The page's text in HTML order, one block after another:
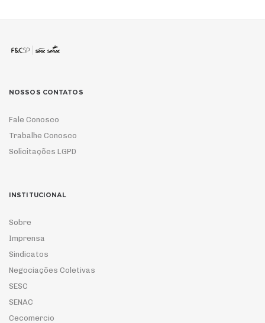
NOSSOS CONTATOS
Fale Conosco
Trabalhe Conosco
Solicitações LGPD
INSTITUCIONAL
Sobre
Imprensa
Sindicatos
Negociações Coletivas
SESC
SENAC
Cecomercio